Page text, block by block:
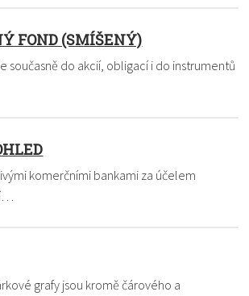
FOND (SMÍŠENÝ)
současně do akcií, obligací i do instrumentů
komerčními bankami za účelem
grafy jsou kromě čárového a